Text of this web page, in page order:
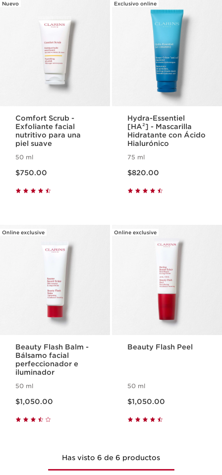
Nuevo
Comfort Scrub -
Exfoliante facial
nutritivo para una
piel suave
50 ml
$750.00
Exclusivo online
Hydra-Essentiel
[HA²] - Mascarilla
Hidratante con Ácido
Hialurónico
75 ml
$820.00
Online exclusive
Beauty Flash Balm -
Bálsamo facial
perfeccionador e
iluminador
50 ml
$1,050.00
Online exclusive
Beauty Flash Peel
50 ml
$1,050.00
Has visto 6 de 6 productos